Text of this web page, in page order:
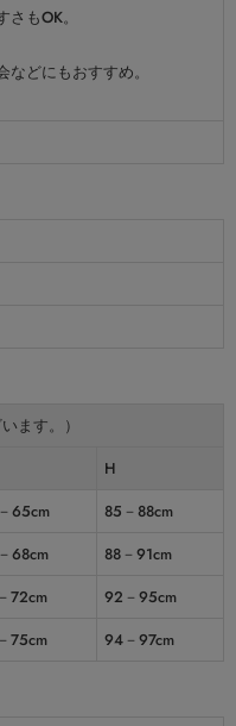
もOK。
どにもおすすめ。
ます。）
H
65cm
85－88cm
68cm
88－91cm
72cm
92－95cm
75cm 94－97cm